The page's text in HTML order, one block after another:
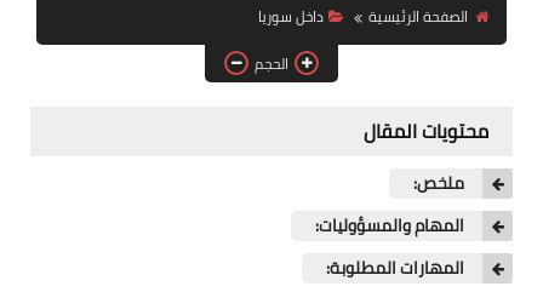
فرص عمل في العراق
فرص عمل في اليمن
الصفحة الرئيسية
داخل سوريا
الحجم
محتويات المقال
ملخص:
المهام والمسؤوليات:
المهارات المطلوبة: